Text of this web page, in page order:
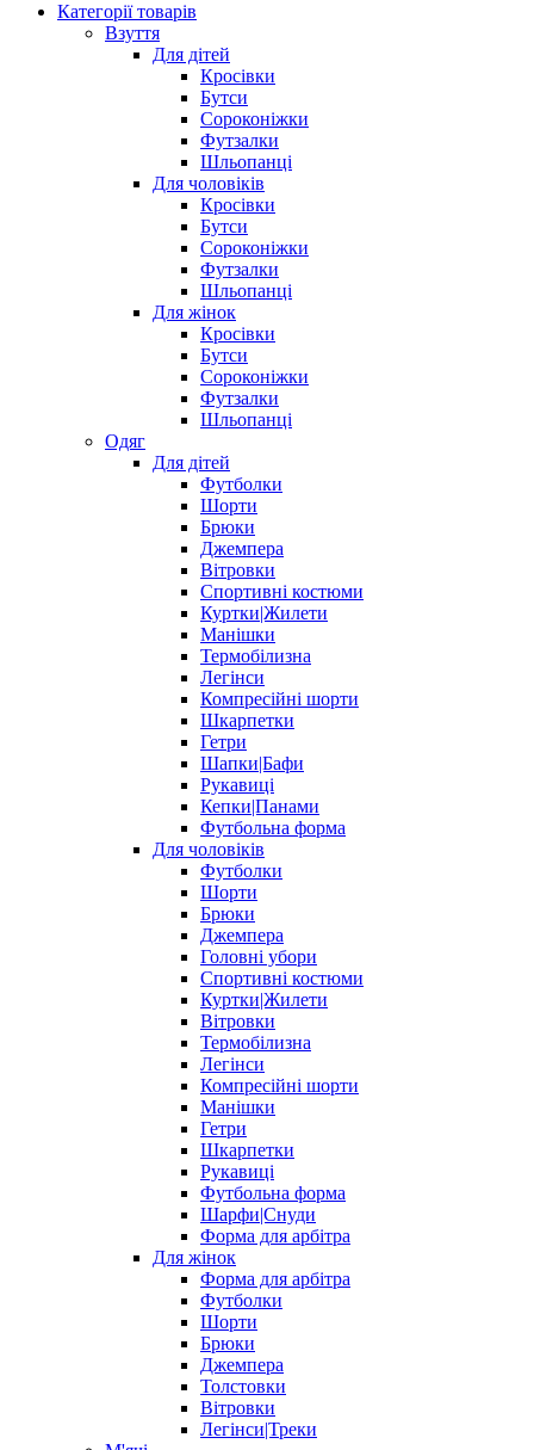
Категорії товарів
Взуття
Для дітей
Кросівки
Бутси
Сороконіжки
Футзалки
Шльопанці
Для чоловіків
Кросівки
Бутси
Сороконіжки
Футзалки
Шльопанці
Для жінок
Кросівки
Бутси
Сороконіжки
Футзалки
Шльопанці
Одяг
Для дітей
Футболки
Шорти
Брюки
Джемпера
Вітровки
Спортивні костюми
Куртки|Жилети
Манішки
Термобілизна
Легінси
Компресійні шорти
Шкарпетки
Гетри
Шапки|Бафи
Рукавиці
Кепки|Панами
Футбольна форма
Для чоловіків
Футболки
Шорти
Брюки
Джемпера
Головні убори
Спортивні костюми
Куртки|Жилети
Вітровки
Термобілизна
Легінси
Компресійні шорти
Манішки
Гетри
Шкарпетки
Рукавиці
Футбольна форма
Шарфи|Снуди
Форма для арбітра
Для жінок
Форма для арбітра
Футболки
Шорти
Брюки
Джемпера
Толстовки
Вітровки
Легінси|Треки